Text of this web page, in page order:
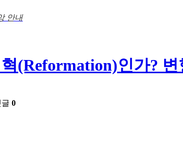
안내
(Reformation)인가?
글 0